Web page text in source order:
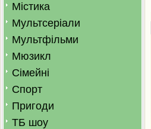
Містика
Мультсеріали
Мультфільми
Мюзикл
Сімейні
Спорт
Пригоди
ТБ шоу